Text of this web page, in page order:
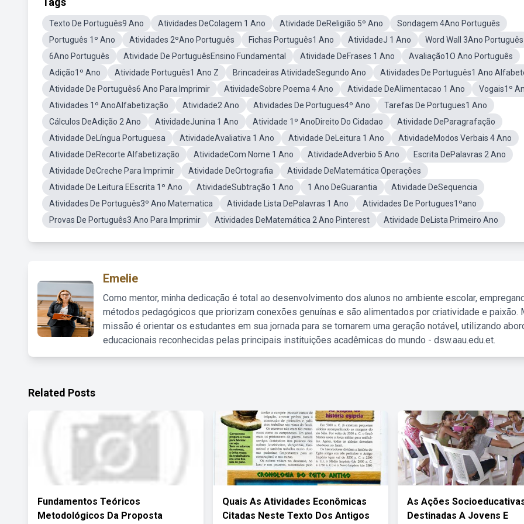
Texto De Português9 Ano Atividades DeColagem 1 Ano Atividade DeReligião 5º Ano
Sondagem 4Ano Português
Português 1º Ano
Atividades 2ºAno Português Fichas Português1 Ano AtividadeJ 1 Ano
Word Wall 3Ano Português
6Ano Português
Atividade De PortuguêsEnsino Fundamental Atividade DeFrases 1 Ano
Avaliação1O Ano Português
Adição1º Ano
Atividade Português1 Ano Z Brincadeiras AtividadeSegundo Ano
Atividades De Português1 Ano
Atividade De Português6 Ano Para Imprimir
AtividadeSobre Poema 4 Ano Atividade DeAlimentacao 1 Ano
Vogais1º
Atividades 1º AnoAlfabetização
Atividade2 Ano Atividades De Portugues4º Ano
Tarefas De Portugues1 Ano
Cálculos DeAdição 2 Ano
AtividadeJunina 1 Ano Atividade 1º AnoDireito Do Cidadao
Atividade DeParagrafação
Atividade DeLíngua Portuguesa
AtividadeAvaliativa 1 Ano Atividade DeLeitura 1 Ano
AtividadeModos Verbais 4 Ano
Atividade DeRecorte Alfabetização
AtividadeCom Nome 1 Ano AtividadeAdverbio 5 Ano
Escrita DePalavras 2 Ano
Atividade DeCreche Para Imprimir
Atividade DeOrtografia
Atividade DeMatemática Operações
Atividade De Leitura EEscrita 1º Ano
AtividadeSubtração 1 Ano 1 Ano DeGuarantia
Atividade DeSequencia
Atividades De Português3º Ano Matematica
Atividade Lista DePalavras 1 Ano
Atividades De Portugues1ºano
Provas De Português3 Ano Para Imprimir
Atividades DeMatemática 2 Ano Pinterest Atividade DeLista Primeiro Ano
Emelie
Como mentor, minha dedicação é total ao desenvolvimento dos alunos no ambiente escolar,
métodos pedagógicos que priorizam conexões genuínas e são alimentados por criatividade e paixão.
missão é orientar os estudantes em sua jornada para se tornarem uma geração notável, utilizando
educacionais reconhecidas pelas principais instituições acadêmicas do mundo - dsw.aau.edu.et.
Related Posts
Fundamentos Teóricos
Metodológicos Da Proposta
Quais As Atividades Econômicas
Citadas Neste Texto Dos Antigos
As Ações
Destinadas A Jovens E